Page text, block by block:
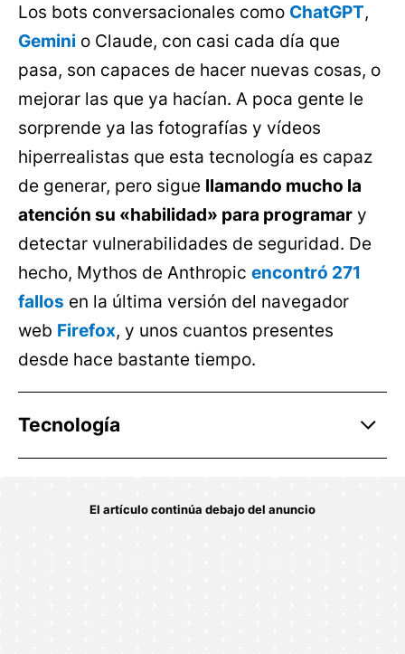
Los bots conversacionales como ChatGPT,
Gemini o Claude, con casi cada día que
pasa, son capaces de hacer nuevas cosas, o
mejorar las que ya hacían. A poca gente le
sorprende ya las fotografías y vídeos
hiperrealistas que esta tecnología es capaz
de generar, pero sigue llamando mucho la
atención su «habilidad» para programar y
detectar vulnerabilidades de seguridad. De
hecho, Mythos de Anthropic encontró 271
fallos en la última versión del navegador
web Firefox, y unos cuantos presentes
desde hace bastante tiempo.
Tecnología